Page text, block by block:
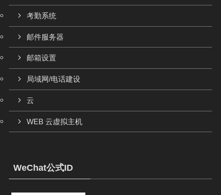
考勤系统
邮件服务器
邮箱设置
局域网/电话建设
云
WEB 云虚拟主机
WeChat公式ID